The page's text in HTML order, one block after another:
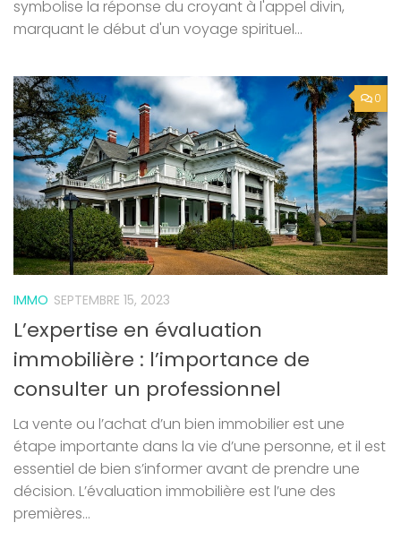
symbolise la réponse du croyant à l'appel divin,
marquant le début d'un voyage spirituel...
0
IMMO SEPTEMBRE 15, 2023
L’expertise en évaluation
immobilière : l’importance de
consulter un professionnel
La vente ou l’achat d’un bien immobilier est une
étape importante dans la vie d’une personne, et il est
essentiel de bien s’informer avant de prendre une
décision. L’évaluation immobilière est l’une des
premières...